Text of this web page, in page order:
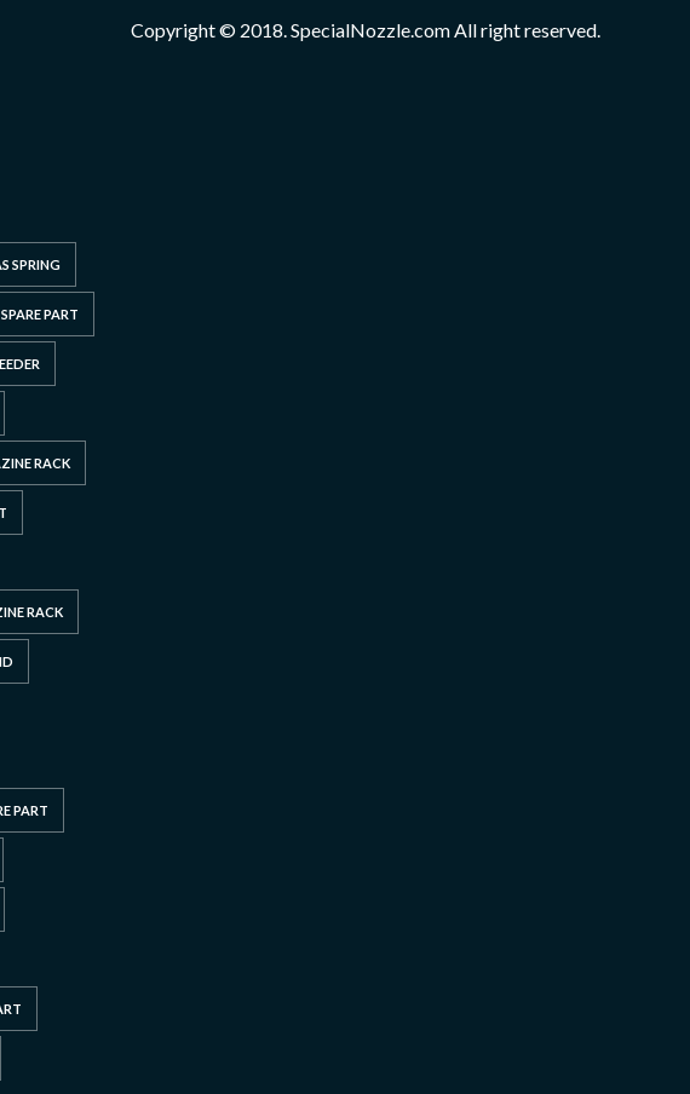
SPRING
PART
RACK
RACK
PART
Copyright © 2018. SpecialNozzle.com All right reserved.